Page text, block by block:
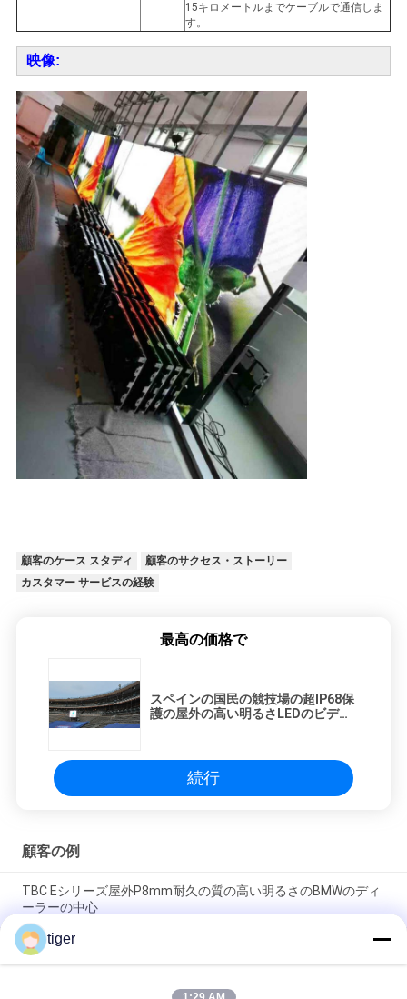
15キロメートルまでケーブルで通信しま
す。
映像:
顧客のケース スタディ
顧客のサクセス・ストーリー
カスタマー サービスの経験
最高の価格で
スペインの国民の競技場の超IP68保
護の屋外の高い明るさLEDのビデオ
続行
顧客の例
TBC Eシリーズ屋外P8mm耐久の質の高い明るさのBMWのディ
ーラーの中心
ネザーランド250sqm LEDの周囲の競技場の速いサービス耐久
の質の最高はリフレッシュ レート3840Hzを
tiger